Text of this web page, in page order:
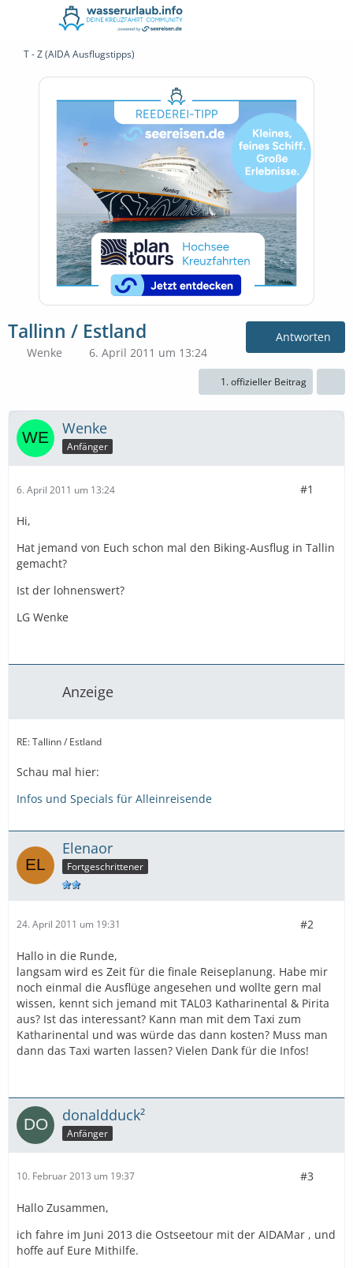
T - Z (AIDA Ausflugstipps)
Tallinn / Estland
Wenke 6. April 2011 um 13:24
Antworten
1. offizieller Beitrag
Wenke
Anfänger
6. April 2011 um 13:24 #1
Hi,
Hat jemand von Euch schon mal den Biking-Ausflug in Tallin
gemacht?
Ist der lohnenswert?
LG Wenke
Anzeige
RE: Tallinn / Estland
Schau mal hier:
Infos und Specials für Alleinreisende
Elenaor
Fortgeschrittener
24. April 2011 um 19:31 #2
Hallo in die Runde,
langsam wird es Zeit für die finale Reiseplanung. Habe mir
noch einmal die Ausflüge angesehen und wollte gern mal
wissen, kennt sich jemand mit TAL03 Katharinental & Pirita
aus? Ist das interessant? Kann man mit dem Taxi zum
Katharinental und was würde das dann kosten? Muss man
dann das Taxi warten lassen? Vielen Dank für die Infos!
donaldduck²
Anfänger
10. Februar 2013 um 19:37 #3
Hallo Zusammen,
ich fahre im Juni 2013 die Ostseetour mit der AIDAMar , und
hoffe auf Eure Mithilfe.